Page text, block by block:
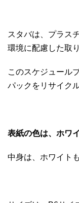
スタバは、プラス
環境に配慮した取
このスケジュール
パックをリサイク
表紙の色は、ホワ
中身は、ホワイト